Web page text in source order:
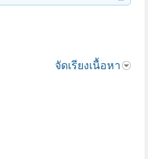
จัดเรียงเนื้อหา